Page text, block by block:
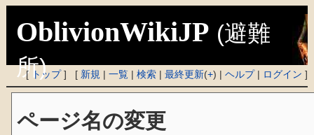
OblivionWikiJP (避難
所)
[ トップ] [ 新規 |一覧 |検索 |最終更新(+) |ヘルプ| ログイン ]
ページ名の変更